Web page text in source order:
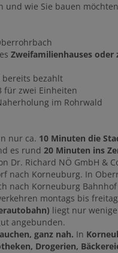
und wie Sie bauen
Zweifamilienhauses
bezahlt
für zwei Einheiten
im Rohrwald
nur ca. 10 Minuten die
es rund 20 Minuten ins
Dr. Richard NÖ GmbH &
nach Korneuburg. In
nach Korneuburg
montags bis
liegt nur
angebunden.
ganz nah. In
Drogerien,